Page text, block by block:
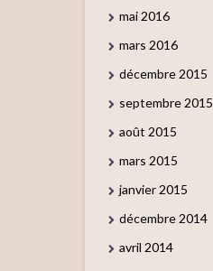
mai 2016
mars 2016
décembre 2015
septembre 2015
août 2015
mars 2015
janvier 2015
décembre 2014
avril 2014